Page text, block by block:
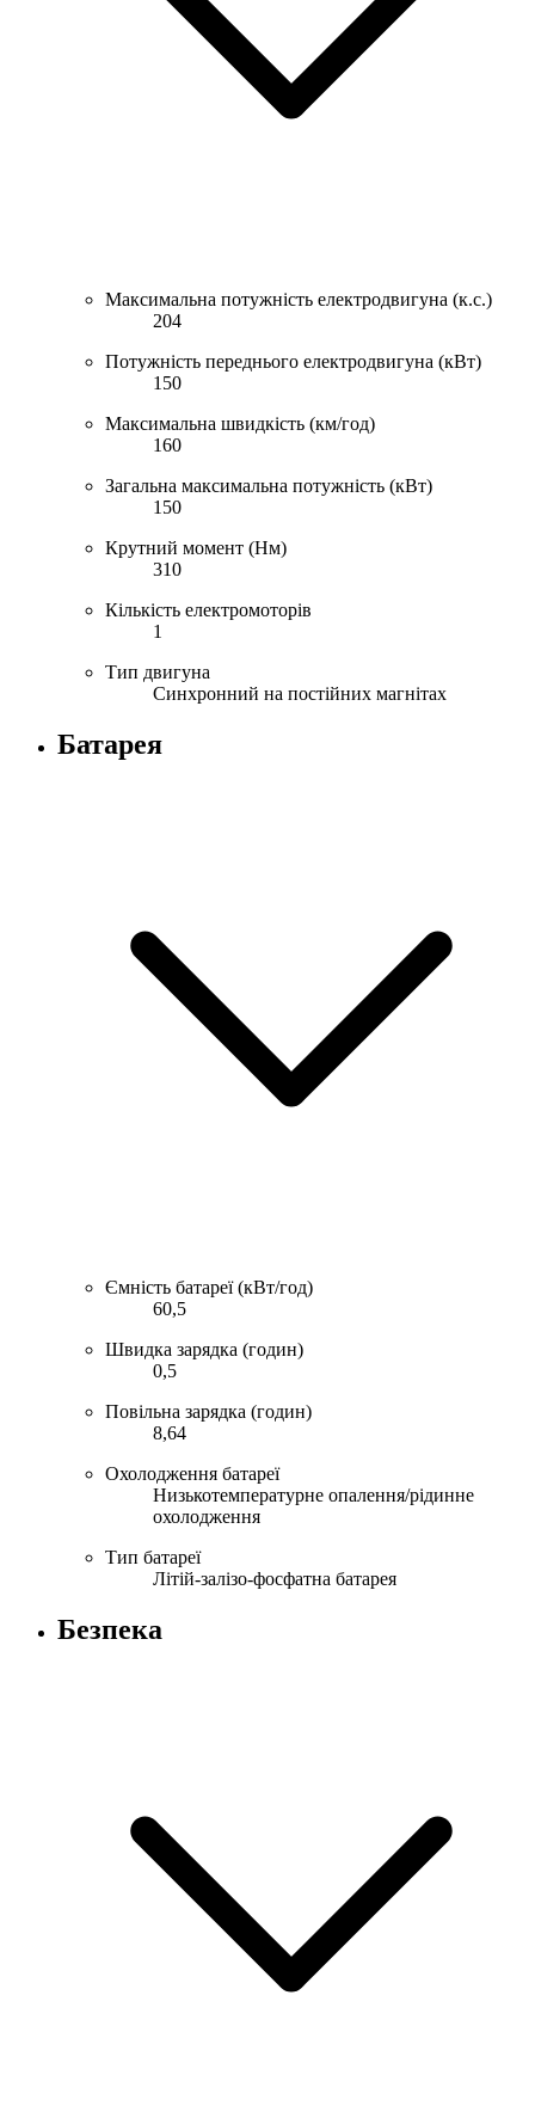
Максимальна потужність електродвигуна (к.с.)
204
Потужність переднього електродвигуна (кВт)
150
Максимальна швидкість (км/год)
160
Загальна максимальна потужність (кВт)
150
Крутний момент (Нм)
310
Кількість електромоторів
1
Тип двигуна
Синхронний на постійних магнітах
Батарея
Ємність батареї (кВт/год)
60,5
Швидка зарядка (годин)
0,5
Повільна зарядка (годин)
8,64
Охолодження батареї
Низькотемпературне опалення/рідинне
охолодження
Тип батареї
Літій-залізо-фосфатна батарея
Безпека